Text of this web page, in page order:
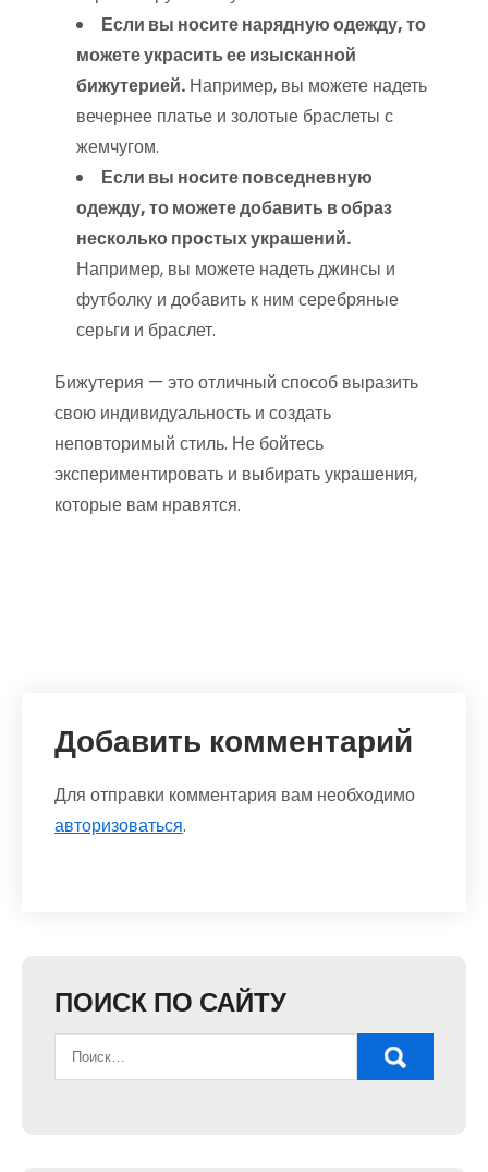
Если вы носите нарядную одежду, то
можете украсить ее изысканной
бижутерией. Например, вы можете надеть
вечернее платье и золотые браслеты с
жемчугом.
Если вы носите повседневную
одежду, то можете добавить в образ
несколько простых украшений.
Например, вы можете надеть джинсы и
футболку и добавить к ним серебряные
серьги и браслет.
Бижутерия — это отличный способ выразить
свою индивидуальность и создать
неповторимый стиль. Не бойтесь
экспериментировать и выбирать украшения,
которые вам нравятся.
Добавить комментарий
Для отправки комментария вам необходимо
авторизоваться.
ПОИСК ПО САЙТУ